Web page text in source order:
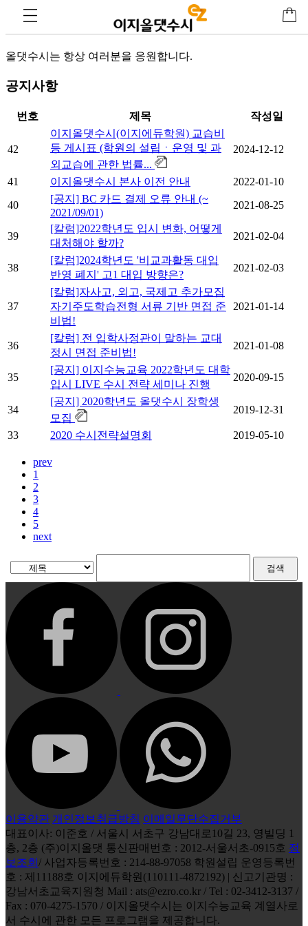
객센터
올댓수시는 항상 여러분을 응원합니다.
공지사항
번호 제목 작성일
42
이지올댓수시(이지에듀학원) 교습비
등 게시표 (학원의 설립ㆍ운영 및 과
외교습에 관한 법률...
2024-12-12
41 이지올댓수시 본사 이전 안내
2022-01-10
40
[공지] BC 카드 결제 오류 안내 (~
2021/09/01)
2021-08-25
39
[칼럼]2022학년도 입시 변화, 어떻게
대처해야 할까?
2021-02-04
38
[칼럼]2024학년도 '비교과활동 대입
반영 폐지' 고1 대입 방향은?
2021-02-03
37
[칼럼]자사고, 외고, 국제고 추가모집
자기주도학습전형 서류 기반 면접 준
비법!
2021-01-14
36
[칼럼] 전 입학사정관이 말하는 교대
정시 면접 준비법!
2021-01-08
35
[공지] 이지수능교육 2022학년도 대학
입시 LIVE 수시 전략 세미나 진행
2020-09-15
34
[공지] 2020학년도 올댓수시 장학생
모집
2019-12-31
33 2020 수시전략설명회 2019-05-10
prev
1
2
3
4
5
next
검색
이용약관 개인정보취급방침 이메일무단수집거부
대표이사: 이준호 / 서울시 서초구 강남대로10길 23, 영빌딩 1
층, 2층 (주)이지올댓 통신판매번호 : 2012-서울서초-0915호 정
보조회 / 사업자등록번호 : 214-88-97058 학원설립 운영등록번
호 : 제11188호 이지에듀학원(110111-4872192) | 신고기관명 :
강남서초교육지원청 Mail : ats@ezro.co.kr / Tel : 02-3412-3137 /
Fax : 070-4275-1570 / 이지올댓수시는 이지수능교육 계열사로
서 수시에 관한 모든 프로그램을 제공합니다.